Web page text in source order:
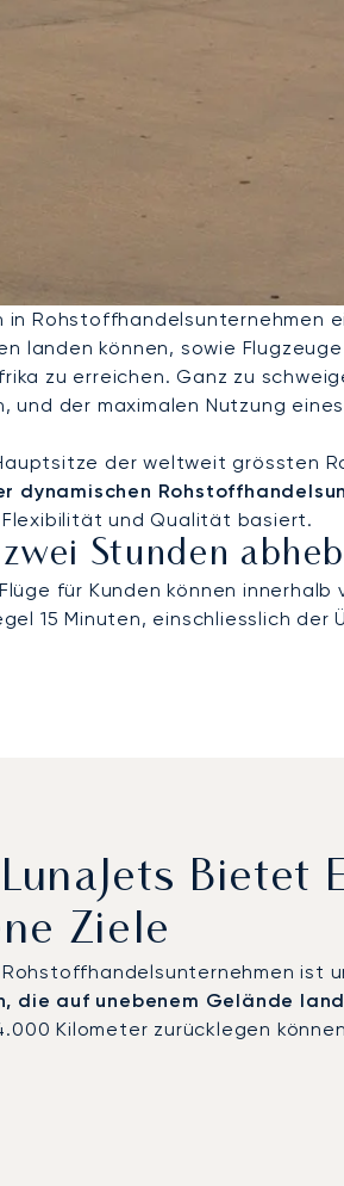
Rohstoffhandelsunternehmen
landen können, sowie
zu erreichen. Ganz zu
der maximalen Nutzung
der weltweit grössten
und Qualität basiert.
Stunden
für Kunden können
15 Minuten, einschliesslich der
Bietet
Ziele
ist
die auf unebenem Gelände
Kilometer zurücklegen